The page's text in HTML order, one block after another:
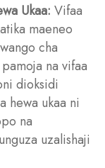
Ukaa: Vifaa
maeneo
cha
na vifaa
dioksidi
hewa ukaa ni
na
uzalishaji